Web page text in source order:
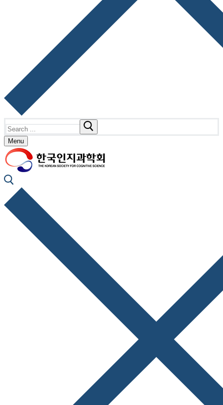
for:
Menu